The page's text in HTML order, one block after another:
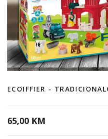
ECOIFFIER -
65,00 KM